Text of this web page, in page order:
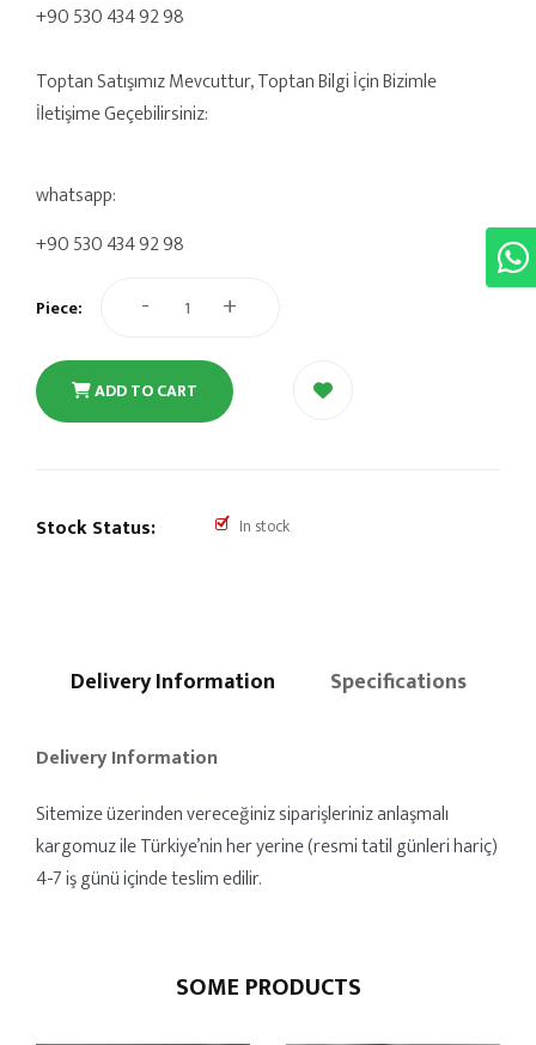
+90 530 434 92 98
Toptan Satışımız Mevcuttur, Toptan Bilgi İçin Bizimle
İletişime Geçebilirsiniz:
whatsapp:
+90 530 434 92 98
Piece: - +
ADD TO CART
Stock Status: In stock
Delivery Information Specifications
Delivery Information
Sitemize üzerinden vereceğiniz siparişleriniz anlaşmalı
kargomuz ile Türkiye’nin her yerine (resmi tatil günleri hariç)
4-7 iş günü içinde teslim edilir.
SOME PRODUCTS